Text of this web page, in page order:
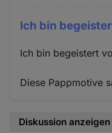
Ich bin
Ich bin begeistert
Diese Pappmotive
Diskussion anzeigen